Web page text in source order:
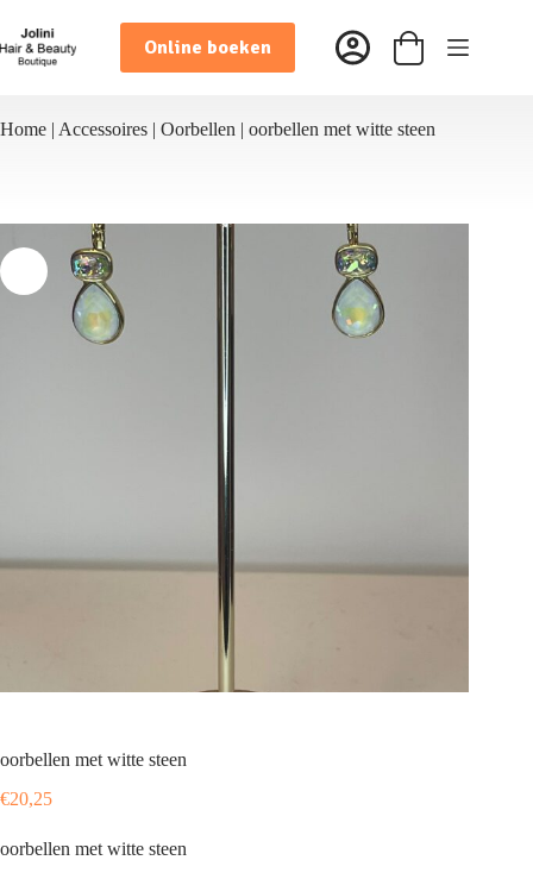
naar
de
inhoud
Online boeken Winkelwagen
Home | Accessoires | Oorbellen | oorbellen met witte steen
oorbellen met witte steen
€20,25
oorbellen met witte steen